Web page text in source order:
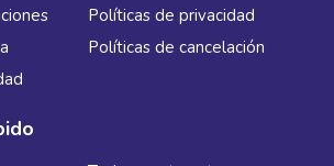
Políticas de privacidad
Políticas de cancelación